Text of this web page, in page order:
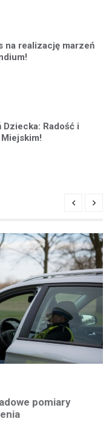
na realizację marzeń
Radość i
pomiary